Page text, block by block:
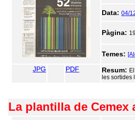
Data: 04/
Pàgina: 19
Temes:
JPG PDF Resum:
les sortides
La plantilla de Cemex